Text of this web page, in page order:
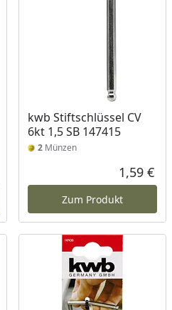
Preis
kwb Stiftschlüssel CV
6kt 1,5 SB 147415
2Münzen
1,59 €
Zum Produkt